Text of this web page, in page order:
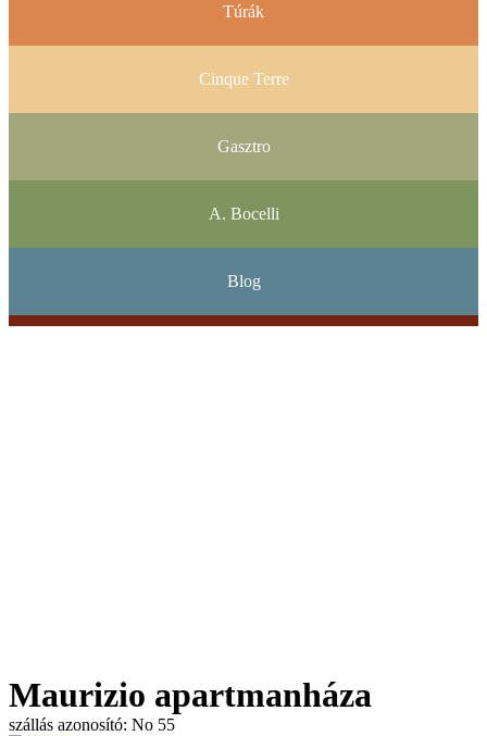
Túrák
Cinque Terre
Gasztro
A. Bocelli
Blog
Maurizio apartmanháza
szállás azonosító: No 55